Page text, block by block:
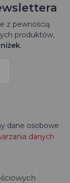
z pewnością
produktów,
.
dane osobowe
danych